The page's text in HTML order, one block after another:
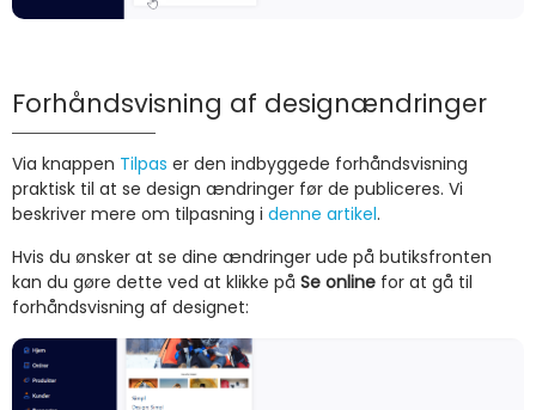
Forhåndsvisning af designændringer
Via knappen Tilpas er den indbyggede forhåndsvisning
praktisk til at se design ændringer før de publiceres. Vi
beskriver mere om tilpasning i denne artikel.
Hvis du ønsker at se dine ændringer ude på butiksfronten
kan du gøre dette ved at klikke på Se online for at gå til
forhåndsvisning af designet: